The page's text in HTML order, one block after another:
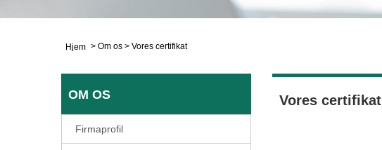
Hjem > Om os > Vores certifikat
OM OS
Firmaprofil
Vores certifikat